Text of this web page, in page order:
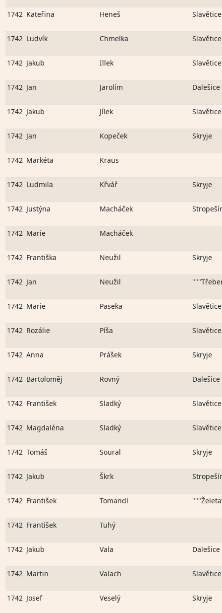
1742 Kateřina Heneš Slavětice
1742 Ludvík Chmelka Slavětice
1742 Jakub Illek Slavětice
1742 Jan Jarolím Dalešice
1742 Jakub Jílek Slavětice
1742 Jan Kopeček Skryje
1742 Markéta Kraus
1742 Ludmila Křvář Skryje
1742 Justýna Macháček
1742 Marie Macháček
1742 Františka Neužil Skryje
1742 Jan Neužil
1742 Marie Paseka Slavětice
1742 Rozálie Píša Slavětice
1742 Anna Prášek Skryje
1742 Bartoloměj Rovný Dalešice
1742 František Sladký Slavětice
1742 Magdaléna Sladký Slavětice
1742 Tomáš Soural Skryje
1742 Jakub Škrk
1742 František Tomandl
1742 František Tuhý
1742 Jakub Vala Dalešice
1742 Martin Valach Slavětice
1742 Josef Veselý Skryje